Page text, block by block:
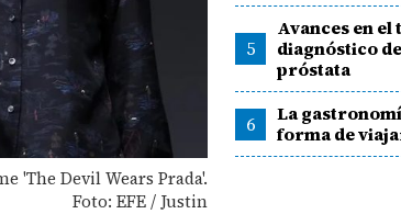
'The Devil Wears Prada'.
Foto: EFE / Justin
5
Avances en
diagnóstico
próstata
6
La
forma de